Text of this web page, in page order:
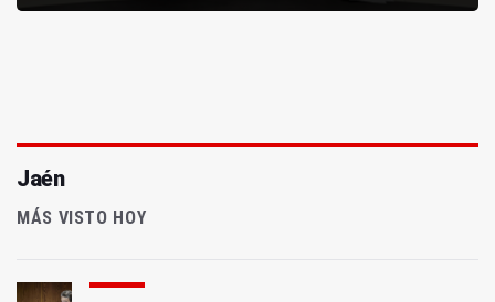
Jaén
MÁS VISTO HOY